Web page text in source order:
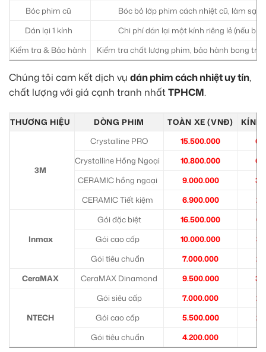
Bóc phim cũ
Bóc bỏ lớp phim cách nhiệt cũ, làm
Dán lại 1 kính
Chi phí dán lại một kính riêng lẻ (nếu bị
Kiểm tra & Bảo hành
Kiểm tra chất lượng phim, bảo hành bong
Chúng tôi cam kết dịch vụ dán phim cách nhiệt uy tín,
chất lượng với giá cạnh tranh nhấtTPHCM.
THƯƠNG HIỆU DÒNG PHIM TOÀN XE (VNĐ) KÍNH
3M
Crystalline PRO 15.500.000
Crystalline Hồng Ngoại
10.800.000
CERAMIC hồng ngoại
9.000.000
CERAMIC Tiết kiệm
6.900.000
Inmax
Gói đặc biệt 16.500.000
Gói cao cấp
10.000.000
Gói tiêu chuẩn
7.000.000
CeraMAX
CeraMAX Dinamond 9.500.000
NTECH
Gói siêu cấp 7.000.000
Gói cao cấp
5.500.000
Gói tiêu chuẩn
4.200.000